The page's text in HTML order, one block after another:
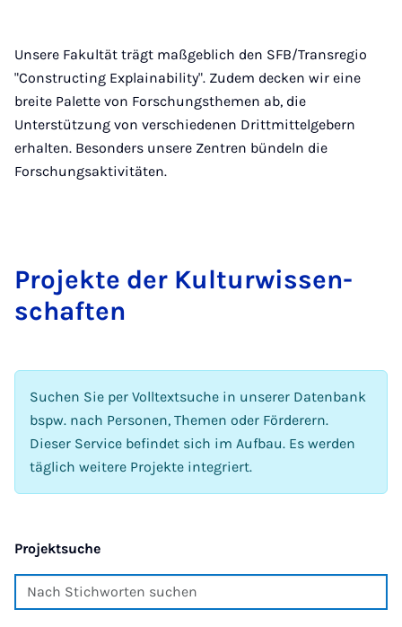
Unsere Fakultät trägt maßgeblich den SFB/Transregio
"Constructing Explainability". Zudem decken wir eine
breite Palette von Forschungsthemen ab, die
Unterstützung von verschiedenen Drittmittelgebern
erhalten. Besonders unsere Zentren bündeln die
Forschungsaktivitäten.
Pro­jek­te der Kul­tur­wis­sen­
schaf­ten
Suchen Sie per Volltextsuche in unserer Datenbank
bspw. nach Personen, Themen oder Förderern.
Dieser Service befindet sich im Aufbau. Es werden
täglich weitere Projekte integriert.
Projektsuche